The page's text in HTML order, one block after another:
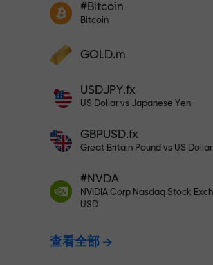
充值账户—获得比存款
X1000不是印刷错误。
您的专
无风险
我们保
最高
#Bitcoin
Bitcoin
GOLD.m
USDJPY.fx
US Dollar vs Japanese Yen
GBPUSD.fx
Great Britain Pound vs US Dollar
#NVDA
NVIDIA Corp Nasdaq Stock
USD
查看全部